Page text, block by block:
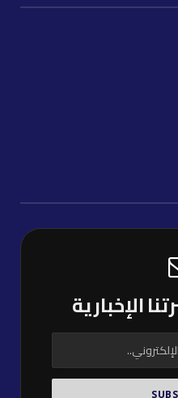
الإخبارية